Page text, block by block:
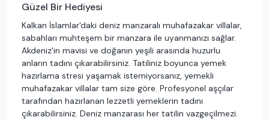
Güzel Bir Hediyesi
Kalkan İslamlar'daki deniz manzaralı muhafazakar villalar,
sabahları muhteşem bir manzara ile uyanmanızı sağlar.
Akdeniz'in mavisi ve doğanın yeşili arasında huzurlu
anların tadını çıkarabilirsiniz. Tatiliniz boyunca yemek
hazırlama stresi yaşamak istemiyorsanız, yemekli
muhafazakar villalar tam size göre. Profesyonel aşçılar
tarafından hazırlanan lezzetli yemeklerin tadını
çıkarabilirsiniz. Deniz manzarası her tatilin vazgeçilmezi.